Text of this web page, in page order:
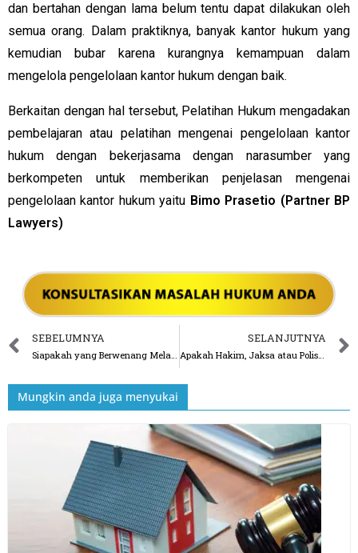
dan bertahan dengan lama belum tentu dapat dilakukan oleh
semua orang. Dalam praktiknya, banyak kantor hukum yang
kemudian bubar karena kurangnya kemampuan dalam
mengelola pengelolaan kantor hukum dengan baik.
Berkaitan dengan hal tersebut, Pelatihan Hukum mengadakan
pembelajaran atau pelatihan mengenai pengelolaan kantor
hukum dengan bekerjasama dengan narasumber yang
berkompeten untuk memberikan penjelasan mengenai
pengelolaan kantor hukum yaitu Bimo Prasetio (Partner BP
Lawyers)
SEBELUMNYA
Siapakah yang Berwenang Melakukan Pemeriksaan dalam Penyelidikan dan Penyidikan
SELANJUTNYA
Apakah Hakim, Jaksa atau Polisi dapat mengajukan Pertanyaan yang “Menjerat” kepada Terdakwa
Mungkin anda juga menyukai